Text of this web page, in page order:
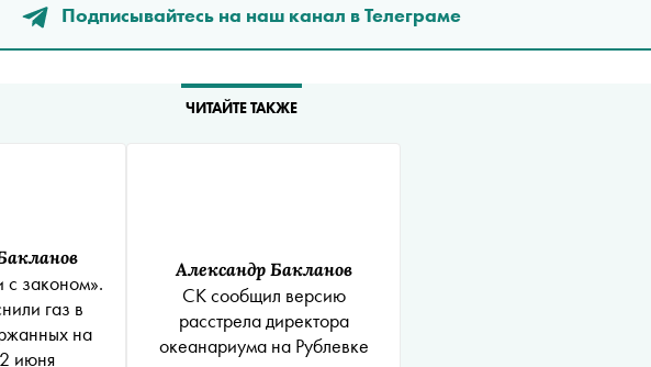
Подписывайтесь на наш канал в Телеграме
ЧИТАЙТЕ ТАКЖЕ
с законом».
газ в
на
июня
Александр Бакланов
СК сообщил версию
расстрела директора
океанариума на Рублевке